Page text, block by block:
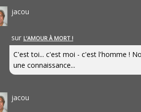
jacou
sur L’AMOUR À MORT !
C'est toi... c'est moi - c'est l'homme !
une connaissance...
jacou